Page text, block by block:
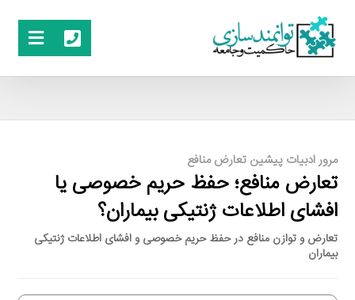
مرور ادبیات پیشین تعارض منافع
تعارض منافع؛ حفظ حریم خصوصی یا
افشای اطلاعات ژنتیکی بیماران؟
تعارض و توازن منافع در حفظ حریم خصوصی و افشای اطلاعات ژنتیکی
بیماران